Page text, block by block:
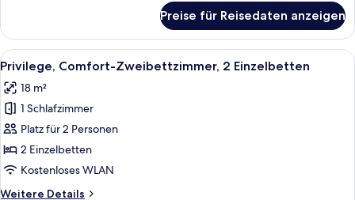
Budapest)
anzeigen
Zimmer,
Mehrere
Betten
the
touch
of
Budapest)
Preise für Reisedaten anzeigen
Alle
Fotos
für
Privilege,
Comfort-
Zweibettzimmer,
2 Einzelbetten
Ein Hotelzimmer mit zwei Betten,
8
Privilege, Comfort-Zweibettzimmer, 2 Einzelbetten
18 m²
1 Schlafzimmer
Platz für 2 Personen
2 Einzelbetten
Kostenloses WLAN
Weitere Details
Weitere